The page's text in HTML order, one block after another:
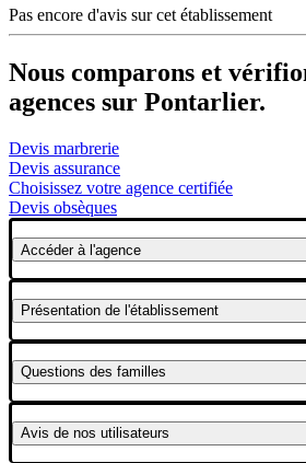
Pas encore d'avis sur cet établissement
Nous comparons et
agences sur Pontarlier.
Devis marbrerie
Devis assurance
Choisissez votre agence certifiée
Devis obsèques
Accéderà l'agence
Présentation de l'établissement
Questions des familles
Avis de nos utilisateurs